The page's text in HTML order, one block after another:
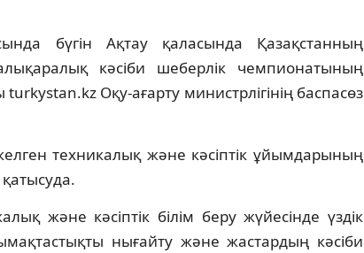
бүгін Ақтау қаласында Қазақстанның
кәсіби шеберлік чемпионатының
Оқу-ағарту министрлігінің баспасөз
техникалық және кәсіптік ұйымдарының
және кәсіптік білім беру жүйесінде үздік
нығайту және жастардың кәсіби